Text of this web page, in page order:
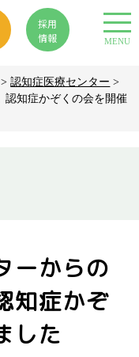
採用
情報
MENU
>認知症医療センター >
認知症かぞくの会を開催
ーからの
知症かぞ
した